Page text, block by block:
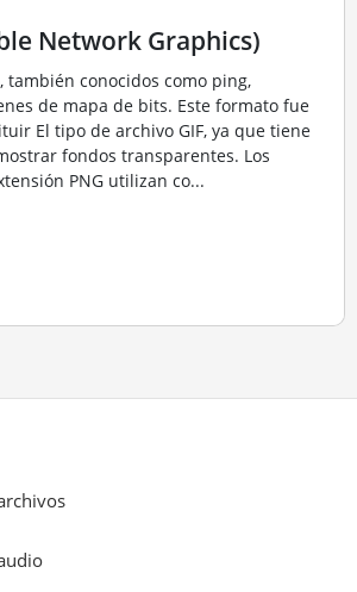
Network Graphics)
también conocidos como ping,
de mapa de bits. Este formato fue
El tipo de archivo GIF, ya que tiene
fondos transparentes. Los
PNG utilizan co...